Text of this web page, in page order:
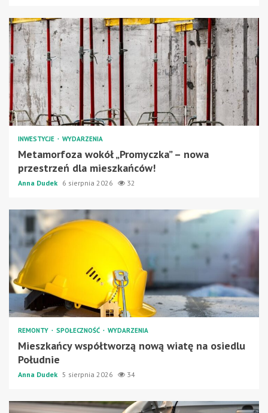
INWESTYCJE WYDARZENIA
Metamorfoza wokół „Promyczka” – nowa
przestrzeń dla mieszkańców!
Anna Dudek 6 sierpnia 2026 32
REMONTY SPOŁECZNOŚĆ WYDARZENIA
Mieszkańcy współtworzą nową wiatę na osiedlu
Południe
Anna Dudek 5 sierpnia 2026 34